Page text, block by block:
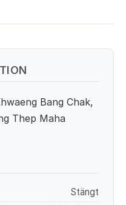
Bang Chak,
Thep Maha
Stängt